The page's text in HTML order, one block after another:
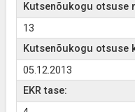
Kutsenõukogu otsuse
13
Kutsenõukogu otsuse
05.12.2013
EKR tase: